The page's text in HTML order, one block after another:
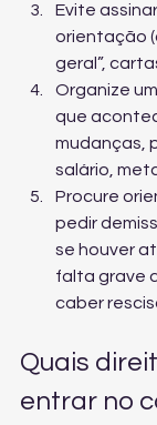
Evite
orientação
geral”,
Organize
que
mudanças,
salário,
Procure
pedir
se houver
falta grave
caber
Quais
entrar no